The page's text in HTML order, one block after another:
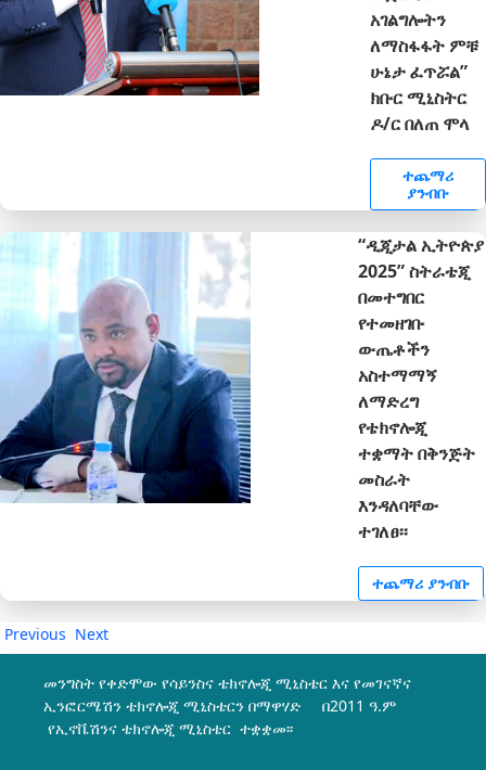
አገልግሎትን
ለማስፋፋት ምቹ
ሁኔታ ፈጥሯል”
ክቡር ሚኒስትር
ዶ/ር በለጠ ሞላ
ተጨማሪ
ያንብቡ
“ዲጂታል ኢትዮጵያ
2025” ስትራቴጂ
በመተግበር
የተመዘገቡ
ውጤቶችን
አስተማማኝ
ለማድረግ
የቴክኖሎጂ
ተቋማት በቅንጅት
መስራት
እንዳለባቸው
ተገለፀ፡፡
ተጨማሪ ያንብቡ
Previous Next
መንግስት የቀድሞው የሳይንስና ቴክኖሎጂ ሚኒስቴር እና የመገናኛና
ኢንፎርሜሽን ቴክኖሎጂ ሚኒስቴርን በማዋሃድ በ2011 ዓ.ም
የኢኖቬሽንና ቴክኖሎጂ ሚኒስቴር ተቋቋመ፡፡